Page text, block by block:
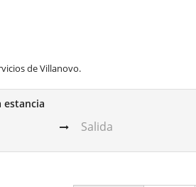
de Villanovo.
estancia